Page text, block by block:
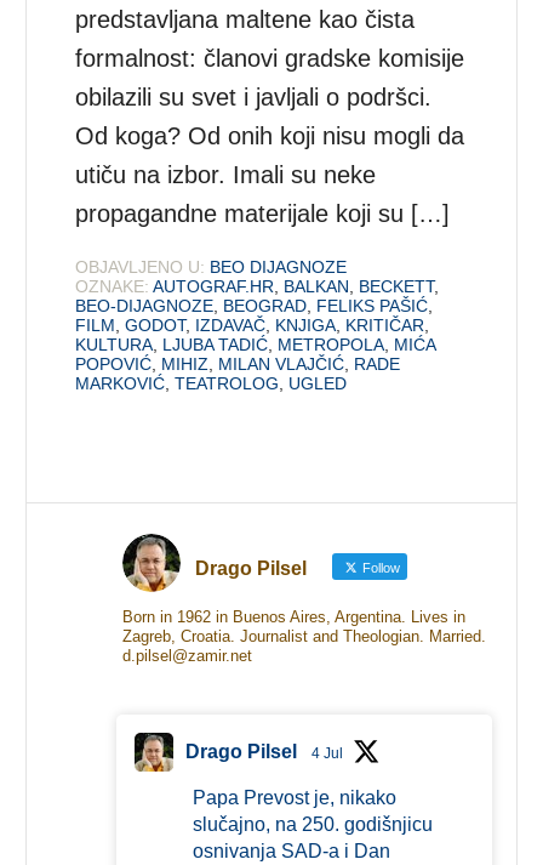
predstavljana maltene kao čista
formalnost: članovi gradske komisije
obilazili su svet i javljali o podršci.
Od koga? Od onih koji nisu mogli da
utiču na izbor. Imali su neke
propagandne materijale koji su […]
OBJAVLJENO U: BEO DIJAGNOZE
OZNAKE: AUTOGRAF.HR BALKAN BECKETT,
BEO-DIJAGNOZE BEOGRAD FELIKS PAŠIĆ
FILM ,GODOT, IZDAVAČ KNJIGA KRITIČAR
KULTURA LJUBA TADIĆ METROPOLA MIĆA
POPOVIĆ MIHIZ MILAN VLAJČIĆ RADE
MARKOVIĆ ,TEATROLOG UGLED
Drago Pilsel Follow
Born in 1962 in Buenos Aires, Argentina. Lives in
Zagreb, Croatia. Journalist and Theologian. Married.
d.pilsel@zamir.net
Drago Pilsel 4 Jul
Papa Prevost je, nikako
slučajno, na 250. godišnjicu
osnivanja SAD-a i Dan